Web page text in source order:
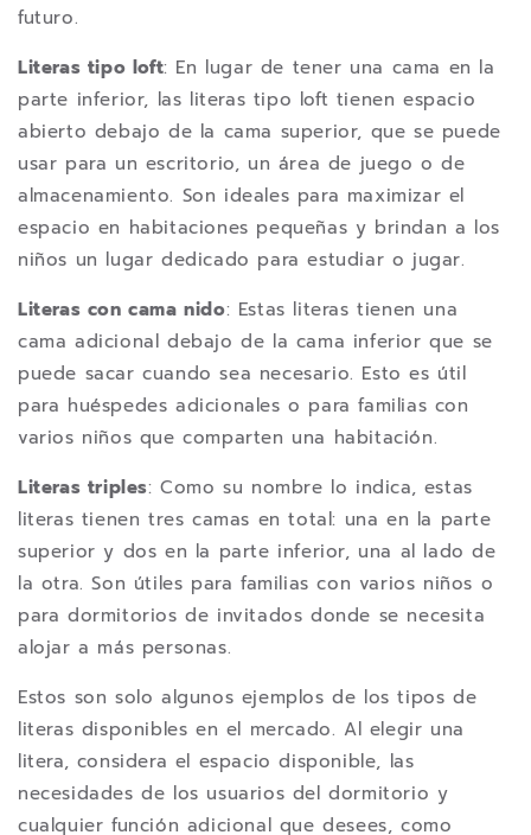
futuro.
Literas tipo loft: En lugar de tener una cama en la
parte inferior, las literas tipo loft tienen espacio
abierto debajo de la cama superior, que se puede
usar para un escritorio, un área de juego o de
almacenamiento. Son ideales para maximizar el
espacio en habitaciones pequeñas y brindan a los
niños un lugar dedicado para estudiar o jugar.
Literas con cama nido: Estas literas tienen una
cama adicional debajo de la cama inferior que se
puede sacar cuando sea necesario. Esto es útil
para huéspedes adicionales o para familias con
varios niños que comparten una habitación.
Literas triples: Como su nombre lo indica, estas
literas tienen tres camas en total: una en la parte
superior y dos en la parte inferior, una al lado de
la otra. Son útiles para familias con varios niños o
para dormitorios de invitados donde se necesita
alojar a más personas.
Estos son solo algunos ejemplos de los tipos de
literas disponibles en el mercado. Al elegir una
litera, considera el espacio disponible, las
necesidades de los usuarios del dormitorio y
cualquier función adicional que desees, como